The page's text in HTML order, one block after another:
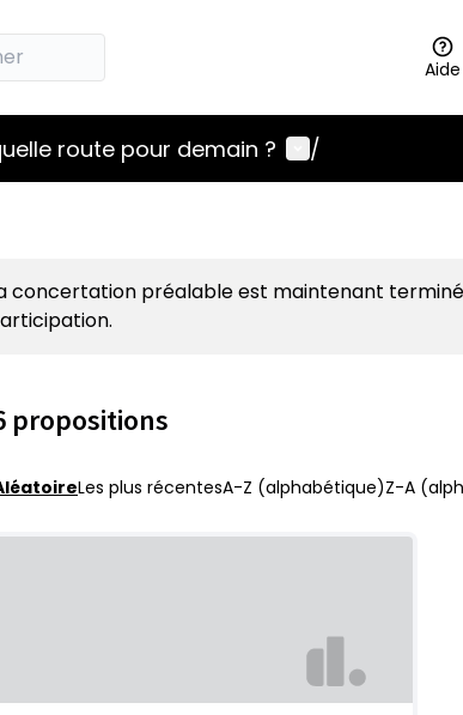
Aide
route pour demain ? Menu utilisateur
/
concertation préalable est maintenant
propositions
Les plus récentesA-Z (alphabétique)Z-A